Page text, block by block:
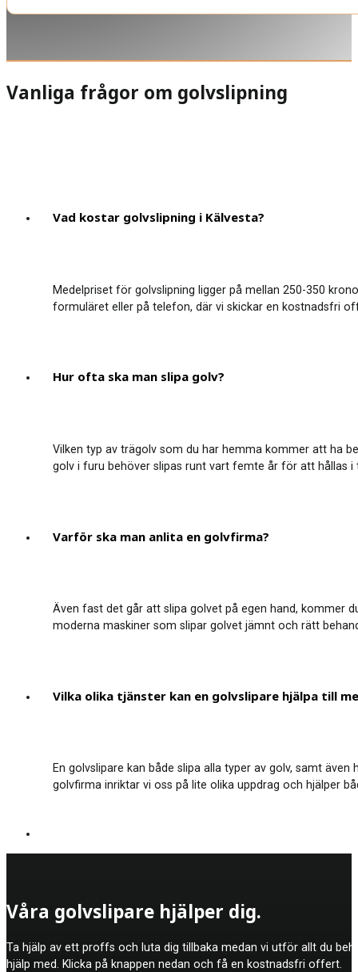
Vanliga frågor om golvslipning
Vad kostar golvslipning i Kälvesta?
Medelpriset för golvslipning ligger på mellan 250-350
formuläret eller på telefon, där vi skickar en kostnadsfri
Hur ofta ska man slipa golv?
Vilken typ av trägolv som du har hemma kommer att ha
golv i furu behöver slipas runt vart femte år för att hållas
Varför ska man anlita en golvfirma?
Även fast det går att slipa golvet på egen hand, kommer
moderna maskiner som slipar golvet jämnt och rätt
Vilka olika tjänster kan en golvslipare hjälpa till
En golvslipare kan både slipa alla typer av golv, samt
golvfirma inriktar vi oss på lite olika uppdrag och hjälper
Våra golvslipare hjälper dig.
Ta hjälp av ett proffs och luta dig tillbaka medan vi utför allt du
hjälp med. Klicka på knappen nedan och få en kostnadsfri offert.